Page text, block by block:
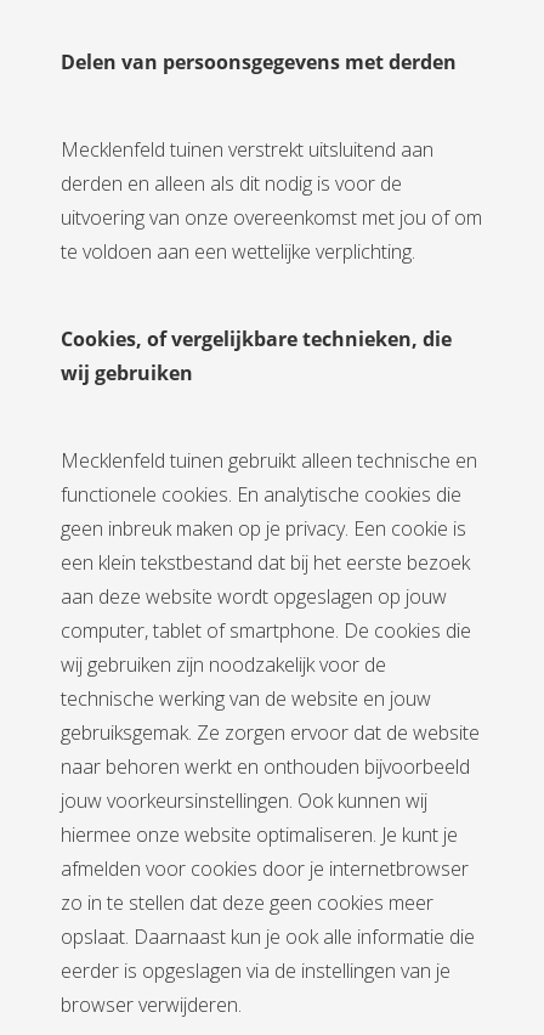
Delen van persoonsgegevens met derden
Mecklenfeld tuinen verstrekt uitsluitend aan
derden en alleen als dit nodig is voor de
uitvoering van onze overeenkomst met jou of om
te voldoen aan een wettelijke verplichting.
Cookies, of vergelijkbare technieken, die
wij gebruiken
Mecklenfeld tuinen gebruikt alleen technische en
functionele cookies. En analytische cookies die
geen inbreuk maken op je privacy. Een cookie is
een klein tekstbestand dat bij het eerste bezoek
aan deze website wordt opgeslagen op jouw
computer, tablet of smartphone. De cookies die
wij gebruiken zijn noodzakelijk voor de
technische werking van de website en jouw
gebruiksgemak. Ze zorgen ervoor dat de website
naar behoren werkt en onthouden bijvoorbeeld
jouw voorkeursinstellingen. Ook kunnen wij
hiermee onze website optimaliseren. Je kunt je
afmelden voor cookies door je internetbrowser
zo in te stellen dat deze geen cookies meer
opslaat. Daarnaast kun je ook alle informatie die
eerder is opgeslagen via de instellingen van je
browser verwijderen.